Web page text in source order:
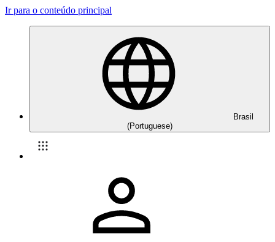
Ir para o conteúdo principal
Brasil
(Portuguese)